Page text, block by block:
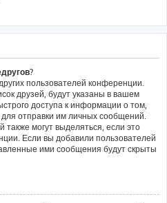
пользователей конференции.
друзей, будут указаны в вашем
доступа к информации о том,
отправки им личных сообщений.
могут выделяться, если это
Если вы добавили пользователей
ими сообщения будут скрыты